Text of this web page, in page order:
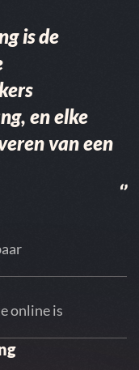
is de
en elke
van een
online is